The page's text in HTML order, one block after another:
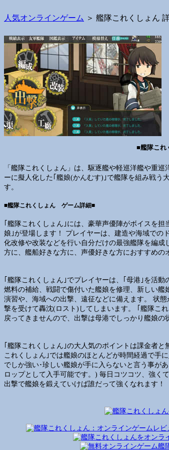
人気オンラインゲーム ＞ 艦隊これくしょん
■艦隊これ
「艦隊これくしょん」は、駆逐艦や軽巡洋艦や重
ーに擬人化した｢艦娘(かんむす)｣で艦隊を組み戦う
す。
■艦隊これくしょん ゲーム詳細■
｢艦隊これくしょん｣には、豪華声優陣がボイスを
娘｣が登場します！ プレイヤーは、建造や海域での
化改修や改装などを行い自分だけの最強艦隊を編
方に、艦船好きな方に、声優好きな方におすすめの
｢艦隊これくしょん｣でプレイヤーは、｢母港｣を活
燃料の補給、戦闘で傷付いた艦娘を修理、新しい
演習や、海域への出撃、遠征などに備えます。 状
撃を受けて轟沈(ロスト)してしまいます。 ｢艦隊こ
戻ってきませんので、出撃は母港でしっかり艦娘の
｢艦隊これくしょん｣の大人気のポイントは課金者
これくしょん｣では艦娘のほとんどが時間経過で手
でしか強い･珍しい艦娘が手に入らないと言う事が
ロップとして入手可能です。) 毎日コツコツ、強く
出撃で艦娘を鍛えていけば誰だって強くなれます！